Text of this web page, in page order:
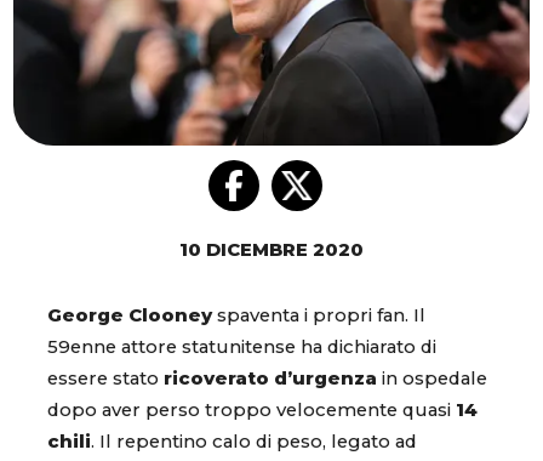
10 DICEMBRE 2020
George Clooneyspaventa i propri fan. Il
59enne attore statunitense ha dichiarato di
essere stato ricoverato d’urgenza in ospedale
dopo aver perso troppo velocemente quasi 14
chili. Il repentino calo di peso, legato ad